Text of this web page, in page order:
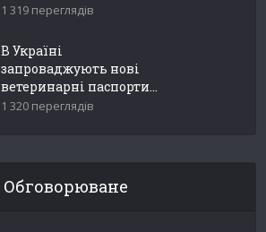
1 319 переглядів
В Україні
запроваджують нові
ветеринарні паспорти...
1 320 переглядів
Обговорюване